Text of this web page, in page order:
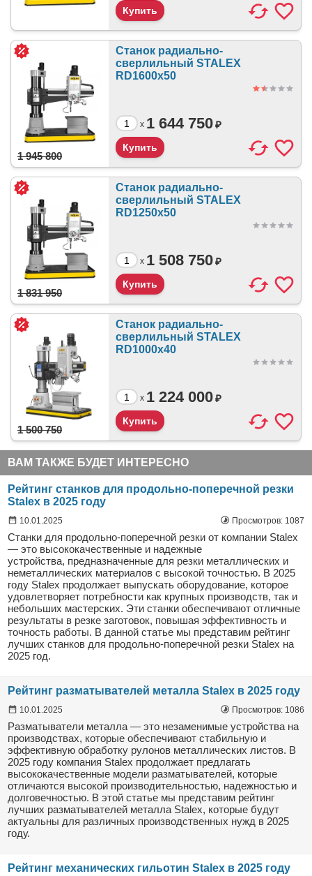
Станок радиально-
сверлильный STALEX
RD1600x50
x
1 945 800
1 644 750₽
Станок радиально-
сверлильный STALEX
RD1250x50
x
1 831 950
1 508 750₽
Станок радиально-
сверлильный STALEX
RD1000x40
x
1 500 750
1 224 000₽
ВАМ ТАКЖЕ БУДЕТ ИНТЕРЕСНО
Рейтинг станков для продольно-поперечной резки
Stalex в 2025 году
10.01.2025 Просмотров: 1087
Станки для продольно-поперечной резки от компании Stalex
— это высококачественные и надежные
устройства, предназначенные для резки металлических и
неметаллических материалов с высокой точностью. В 2025
году Stalex продолжает выпускать оборудование, которое
удовлетворяет потребности как крупных производств, так и
небольших мастерских. Эти станки обеспечивают отличные
результаты в резке заготовок, повышая эффективность и
точность работы. В данной статье мы представим рейтинг
лучших станков для продольно-поперечной резки Stalex на
2025 год.
Рейтинг разматывателей металла Stalex в 2025 году
10.01.2025 Просмотров: 1086
Разматыватели металла — это незаменимые устройства на
производствах, которые обеспечивают стабильную и
эффективную обработку рулонов металлических листов. В
2025 году компания Stalex продолжает предлагать
высококачественные модели разматывателей, которые
отличаются высокой производительностью, надежностью и
долговечностью. В этой статье мы представим рейтинг
лучших разматывателей металла Stalex, которые будут
актуальны для различных производственных нужд в 2025
году.
Рейтинг механических гильотин Stalex в 2025 году